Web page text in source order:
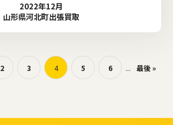
2022年12月
山形県河北町出張買取
2 3 4 5 6 ... 最後 »